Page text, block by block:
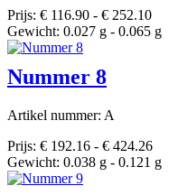
Prijs: € 116.90 - € 252.10
Gewicht: 0.027 g - 0.065 g
Nummer 8
Artikel nummer: A
Prijs: € 192.16 - € 424.26
Gewicht: 0.038 g - 0.121 g